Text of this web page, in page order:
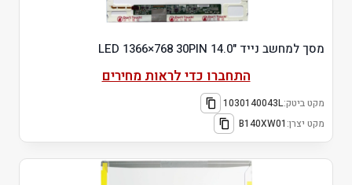
מסך למחשב נייד "14.0 LED 1366×768 30PIN
התחברו כדי לראות מחירים
מקט ביטק:1030140043L
מקט יצרן: B140XW01